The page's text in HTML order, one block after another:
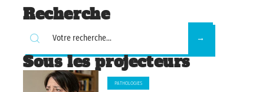
Recherche
Sous les projecteurs
PATHOLOGIES